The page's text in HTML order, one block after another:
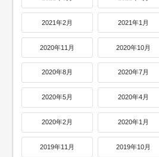
2021年2月 2021年1月
2020年11月 2020年10月
2020年8月 2020年7月
2020年5月 2020年4月
2020年2月 2020年1月
2019年11月 2019年10月